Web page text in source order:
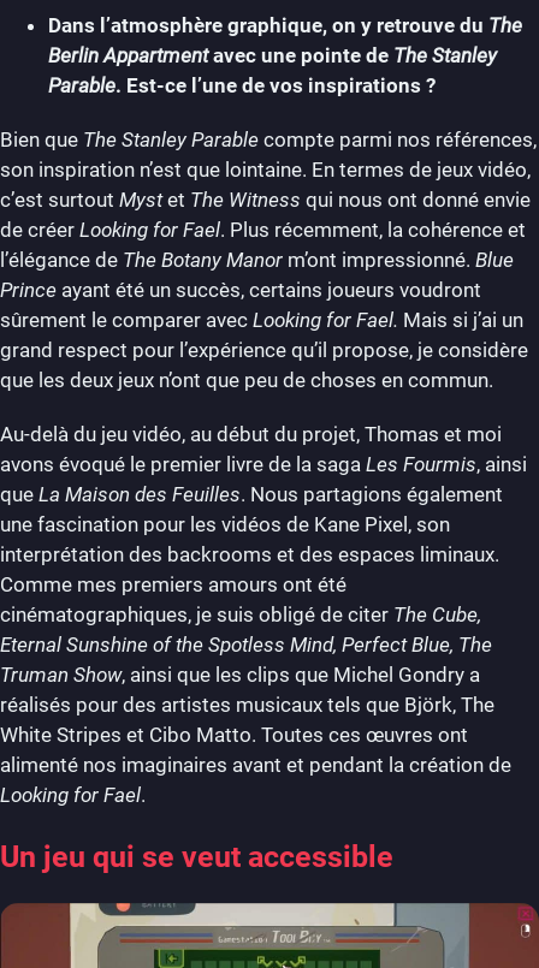
Dans l’atmosphère graphique, on y retrouve du The
Berlin Appartmentavec une pointe de The Stanley
Parable. Est-ce l’une de vos inspirations ?
Bien que The Stanley Parable compte parmi nos références,
son inspiration n’est que lointaine. En termes de jeux vidéo,
c’est surtout Mystet The Witness qui nous ont donné envie
de créer Looking for Fael. Plus récemment, la cohérence et
l’élégance de The Botany Manor m’ont impressionné. Blue
Prince ayant été un succès, certains joueurs voudront
sûrement le comparer avec Looking for Fael. Mais si j’ai un
grand respect pour l’expérience qu’il propose, je considère
que les deux jeux n’ont que peu de choses en commun.
Au-delà du jeu vidéo, au début du projet, Thomas et moi
avons évoqué le premier livre de la saga Les Fourmis, ainsi
que La Maison des Feuilles. Nous partagions également
une fascination pour les vidéos de Kane Pixel, son
interprétation des backrooms et des espaces liminaux.
Comme mes premiers amours ont été
cinématographiques, je suis obligé de citer The Cube,
Eternal Sunshine of the Spotless Mind, Perfect Blue, The
Truman Show, ainsi que les clips que Michel Gondry a
réalisés pour des artistes musicaux tels que Björk, The
White Stripes et Cibo Matto. Toutes ces œuvres ont
alimenté nos imaginaires avant et pendant la création de
Looking for Fael.
Un jeu qui se veut accessible